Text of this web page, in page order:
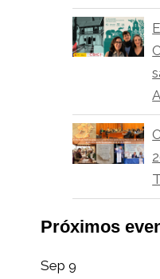
Próximos
Sep9